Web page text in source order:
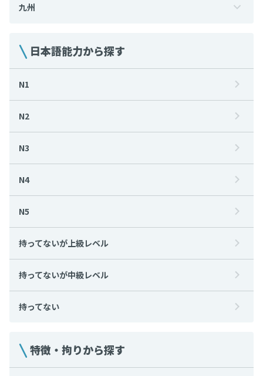
九州
日本語能力から探す
N1
N2
N3
N4
N5
持ってないが上級レベル
持ってないが中級レベル
持ってない
特徴・拘りから探す